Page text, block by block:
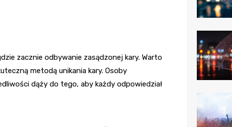
zacznie odbywanie zasądzonej kary. Warto
metodą unikania kary. Osoby
dąży do tego, aby każdy odpowiedział